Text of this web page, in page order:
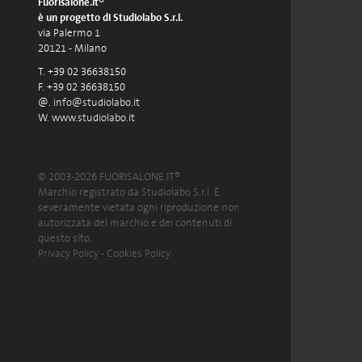
Fuorisalone.it®
è un progetto di Studiolabo S.r.l.
via Palermo 1
20121 - Milano
T. +39 02 36638150
F. +39 02 36638150
@. info@studiolabo.it
W. www.studiolabo.it
© 2003-2026 FUORISALONE.IT®
Marchio registrato da Studiolabo S.r.l. È
severamente vietata ogni riproduzione non
autorizzata del marchio e dei contenuti di
questo sito.
Privacy Policy - Cookies Policy